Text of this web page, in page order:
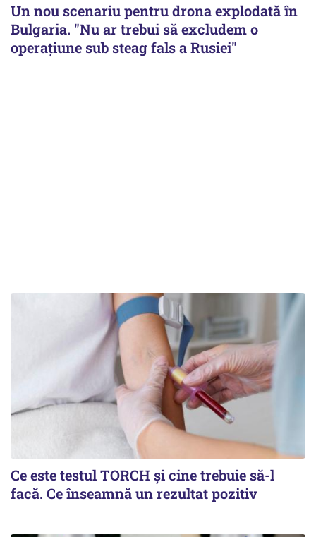
Un nou scenariu pentru drona explodată în
Bulgaria. "Nu ar trebui să excludem o
operațiune sub steag fals a Rusiei"
Ce este testul TORCH și cine trebuie să-l
facă. Ce înseamnă un rezultat pozitiv